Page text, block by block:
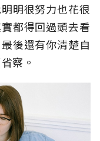
明很努力也花很
都得回過頭去看
後還有你清楚自
察。